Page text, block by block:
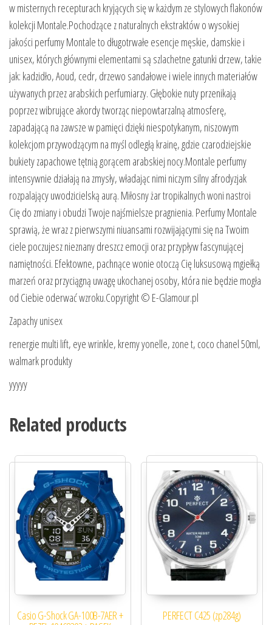
w misternych recepturach kryjących się w każdym ze stylowych flakonów
kolekcji Montale.Pochodzące z naturalnych ekstraktów o wysokiej
jakości perfumy Montale to długotrwałe esencje męskie, damskie i
unisex, których głównymi elementami są szlachetne gatunki drzew, takie
jak: kadzidło, Aoud, cedr, drzewo sandałowe i wiele innych materiałów
używanych przez arabskich perfumiarzy. Głębokie nuty przenikają
poprzez wibrujące akordy tworząc niepowtarzalną atmosferę,
zapadającą na zawsze w pamięci dzięki niespotykanym, niszowym
kolekcjom przywodzącym na myśl odległą krainę, gdzie czarodziejskie
bukiety zapachowe tętnią gorącem arabskiej nocy.Montale perfumy
intensywnie działają na zmysły, władając nimi niczym silny afrodyzjak
rozpalający uwodzicielską aurą. Miłosny żar tropikalnych woni nastroi
Cię do zmiany i obudzi Twoje najśmielsze pragnienia. Perfumy Montale
sprawią, że wraz z pierwszymi niuansami rozwijającymi się na Twoim
ciele poczujesz nieznany dreszcz emocji oraz przypływ fascynującej
namiętności. Efektowne, pachnące wonie otoczą Cię luksusową mgiełką
marzeń oraz przyciągną uwagę ukochanej osoby, która nie będzie mogła
od Ciebie oderwać wzroku.Copyright © E-Glamour.pl
Zapachy unisex
renergie multi lift, eye wrinkle, kremy yonelle, zone t, coco chanel 50ml,
walmark produkty
yyyyy
Related products
Casio G-Shock GA-100B-7AER + PERFECT C425 (zp284g)